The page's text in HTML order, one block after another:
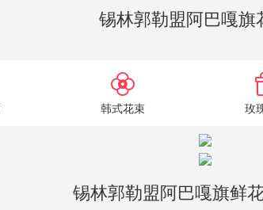
锡林郭勒盟阿巴嘎旗
韩式花束 玫
锡林郭勒盟阿巴嘎旗鲜